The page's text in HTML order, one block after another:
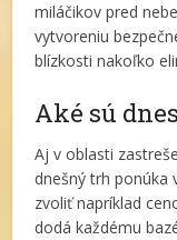
miláčikov pred
vytvoreniu
blízkosti nakoľko
Aké sú
Aj v oblasti
dnešný trh ponúka
zvoliť napríklad
dodá každému